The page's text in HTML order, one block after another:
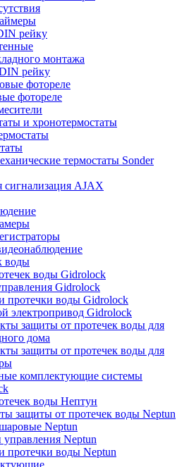
рейку
монтажа
рейку
фотореле
фотореле
и хронотермостаты
термостаты Sonder
сигнализация AJAX
воды
воды Gidrolock
Gidrolock
протечки воды Gidrolock
электропривод Gidrolock
защиты от протечек воды для
дома
защиты от протечек воды для
комплектующие системы
воды Нептун
защиты от протечек воды Neptun
Neptun
Neptun
протечки воды Neptun